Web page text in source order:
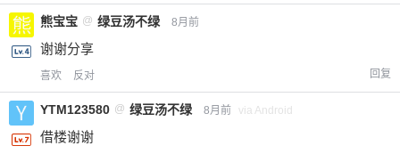
熊宝宝 @ 绿豆汤不绿 8月前
谢谢分享
喜欢 反对 回复
YTM123580 @ 绿豆汤不绿 8月前 via Android
借楼谢谢